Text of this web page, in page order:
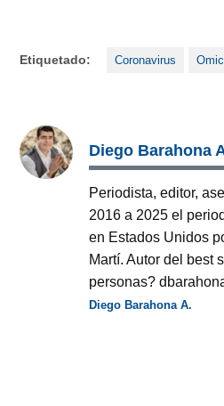
Etiquetado: Coronavirus
Diego Barahona
Periodista, editor,
2016 a 2025 el
en Estados Unidos
Martí. Autor del best
personas?
Diego Barahona A.